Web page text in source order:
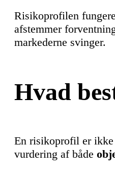
Risikoprofilen
afstemmer
markederne svinger.
Hvad
En risikoprofil er ikke
vurdering af både